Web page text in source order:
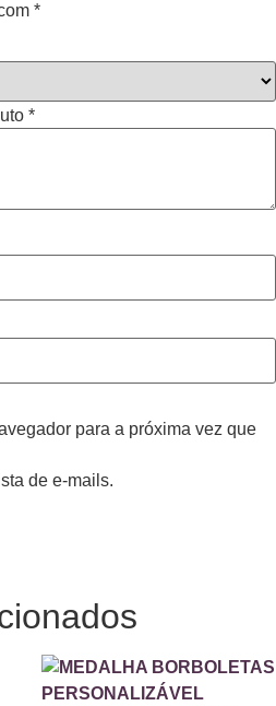
*
*
para a próxima vez que
de e-mails.